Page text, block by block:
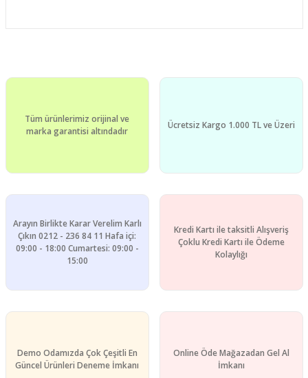
Görüş ve önerileriniz için teşekkür ederiz.
Ürün resmi kalitesiz, bozuk veya görüntülenemiyor.
Tüm ürünlerimiz orijinal ve
marka garantisi altındadır
Ücretsiz Kargo 1.000 TL ve Üzeri
Arayın Birlikte Karar Verelim Karlı
Çıkın 0212 - 236 84 11 Hafa içi:
09:00 - 18:00 Cumartesi: 09:00 -
15:00
Kredi Kartı ile taksitli Alışveriş
Çoklu Kredi Kartı ile Ödeme
Kolaylığı
Demo Odamızda Çok Çeşitli En
Güncel Ürünleri Deneme İmkanı
Online Öde Mağazadan Gel Al
İmkanı